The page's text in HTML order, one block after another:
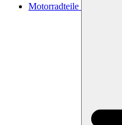
Motorradteile